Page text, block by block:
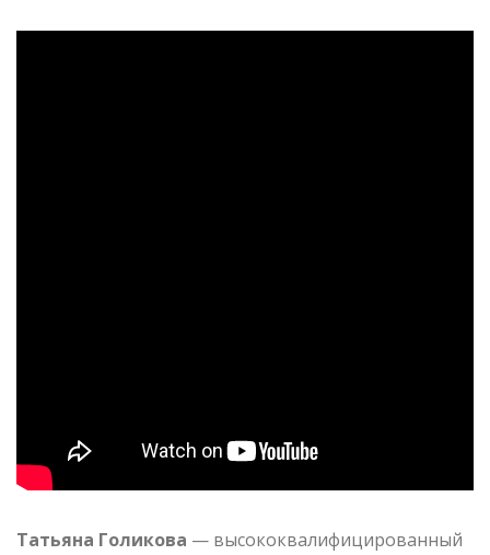
Татьяна Голикова — высококвалифицированный